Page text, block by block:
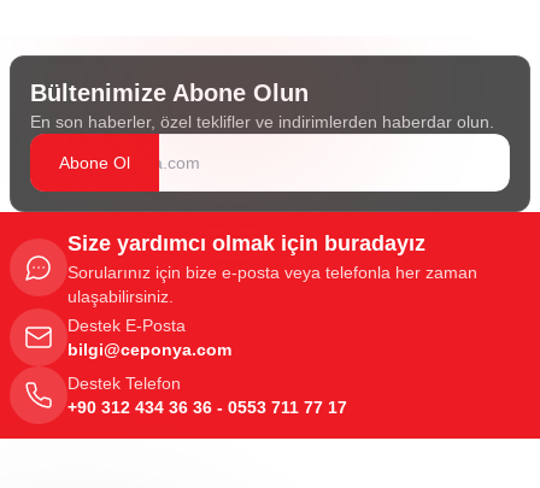
Bültenimize Abone Olun
En son haberler, özel teklifler ve indirimlerden haberdar olun.
Abone Ol
Size yardımcı olmak için buradayız
Sorularınız için bize e-posta veya telefonla her zaman
ulaşabilirsiniz.
Destek E-Posta
bilgi@ceponya.com
Destek Telefon
+90 312 434 36 36 - 0553 711 77 17